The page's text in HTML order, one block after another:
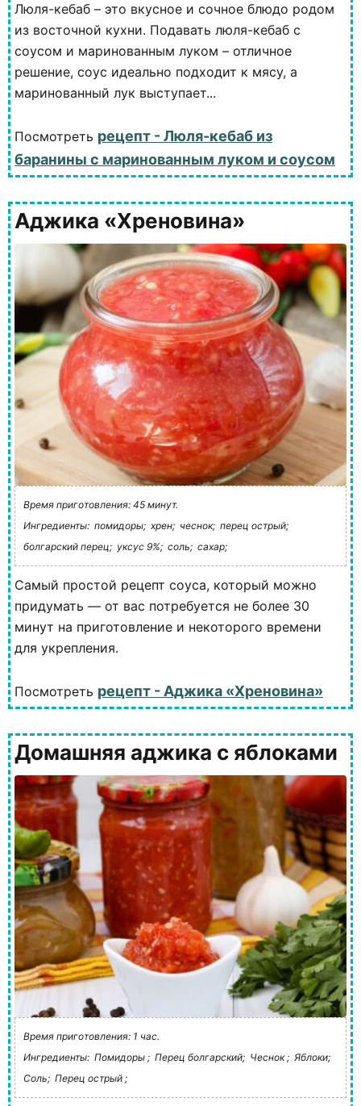
Люля-кебаб – это вкусное и сочное блюдо родом
из восточной кухни. Подавать люля-кебаб с
соусом и маринованным луком – отличное
решение, соус идеально подходит к мясу, а
маринованный лук выступает...
Посмотреть рецепт - Люля-кебаб из
баранины с маринованным луком и соусом
Аджика «Хреновина»
Время приготовления: 45 минут.
Ингредиенты: помидоры; хрен; чеснок; перец острый;
болгарский перец; уксус 9%; соль; сахар;
Самый простой рецепт соуса, который можно
придумать — от вас потребуется не более 30
минут на приготовление и некоторого времени
для укрепления.
Посмотреть рецепт - Аджика «Хреновина»
Домашняя аджика с яблоками
Время приготовления: 1 час.
Ингредиенты: Помидоры ; Перец болгарский; Чеснок ; Яблоки;
Соль; Перец острый ;